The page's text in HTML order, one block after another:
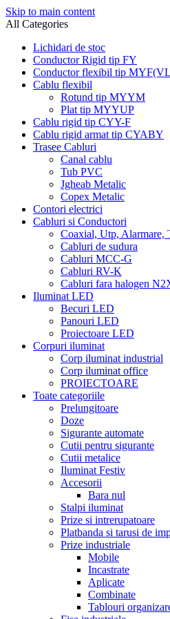
Skip to main content
All Categories
Lichidari de stoc
Conductor Rigid tip FY
Conductor flexibil tip
Cablu flexibil
Rotund tip MYYM
Plat tip MYYUP
Cablu rigid tip CYY-F
Cablu rigid armat tip CYABY
Trasee Cabluri
Canal cablu
Tub PVC
Jgheab Metalic
Copex Metalic
Contori electrici
Cabluri si Conductori
Coaxial, Utp, Alarmare,
Cabluri de sudura
Cabluri MCC-G
Cabluri RV-K
Cabluri fara halogen
Iluminat LED
Becuri LED
Panouri LED
Proiectoare LED
Corpuri iluminat
Corp iluminat industrial
Corp iluminat office
PROIECTOARE
Toate categoriile
Prelungitoare
Doze
Sigurante automate
Cutii pentru sigurante
Cutii metalice
Iluminat Festiv
Accesorii
Bara nul
Stalpi iluminat
Prize si intrerupatoare
Platbanda si tarusi de
Prize industriale
Mobile
Incastrate
Aplicate
Combinate
Tablouri